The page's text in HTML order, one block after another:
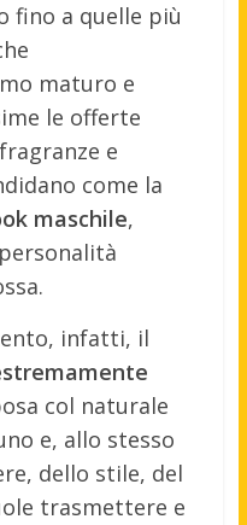
fino a quelle più
maturo e
le offerte
e
come la
maschile,
infatti, il
col naturale
e, allo stesso
dello stile, del
trasmettere e